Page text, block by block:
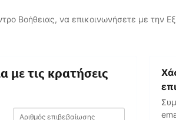
Βοήθειας, να επικοινωνήσετε με την
με τις κρατήσεις
Αριθμός
Αριθμός
email